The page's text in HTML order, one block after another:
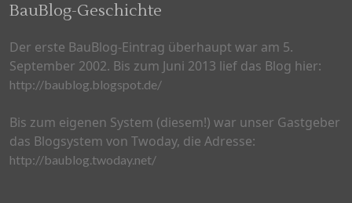
BauBlog-Geschichte
Der erste BauBlog-Eintrag überhaupt war am 5.
September 2002. Bis zum Juni 2013 lief das Blog hier:
http://baublog.blogspot.de/
Bis zum eigenen System (diesem!) war unser Gastgeber
das Blogsystem von Twoday, die Adresse:
http://baublog.twoday.net/